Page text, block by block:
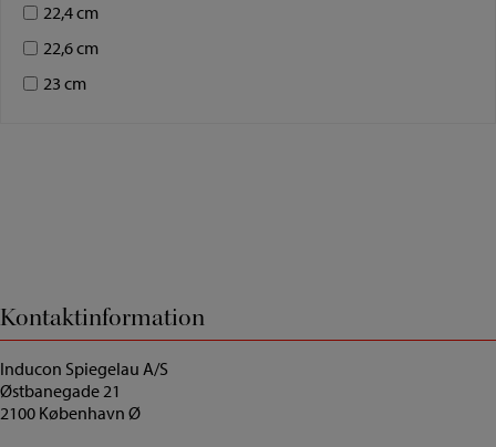
22,4 cm
22,6 cm
23 cm
Kontaktinformation
Inducon Spiegelau A/S
Østbanegade 21
2100 København Ø